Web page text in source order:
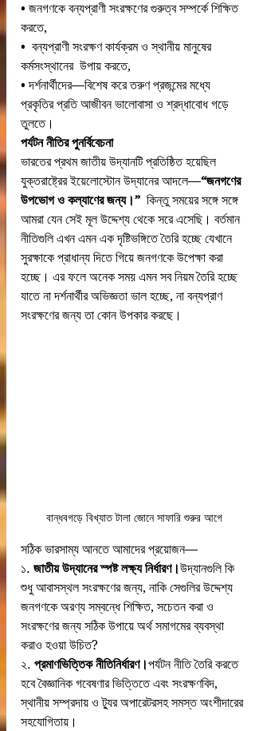
• জনগণকে বন্যপ্রাণী সংরক্ষণের গুরুত্ব সম্পর্কে শিক্ষিত
করতে,
•  বন্যপ্রাণী সংরক্ষণ কার্যক্রম ও স্থানীয় মানুষের
কর্মসংস্থানের  উপায় করতে,
• দর্শনার্থীদের—বিশেষ করে তরুণ প্রজন্মের মধ্যে
প্রকৃতির প্রতি আজীবন ভালোবাসা ও শ্রদ্ধাবোধ গড়ে
তুলতে।
পর্যটন নীতির পুনর্বিবেচনা
ভারতের প্রথম জাতীয় উদ্যানটি প্রতিষ্ঠিত হয়েছিল
যুক্তরাষ্ট্রের ইয়েলোস্টোন উদ্যানের আদলে—“জনগণের
উপভোগ ও কল্যাণের জন্য।” কিন্তু সময়ের সঙ্গে সঙ্গে
আমরা যেন সেই মূল উদ্দেশ্য থেকে সরে এসেছি। বর্তমান
নীতিগুলি এখন এমন এক দৃষ্টিভঙ্গিতে তৈরি হচ্ছে যেখানে
সুরক্ষাকে প্রাধান্য দিতে গিয়ে জনগণকে উপেক্ষা করা
হচ্ছে। এর ফলে অনেক সময় এমন সব নিয়ম তৈরি হচ্ছে
যাতে না দর্শনার্থীর অভিজ্ঞতা ভাল হচ্ছে, না বন্যপ্রাণ
সংরক্ষণের জন্য তা কোন উপকার করছে।
বান্ধবগড়ে বিখ্যাত টালা জোনে সাফারি শুরুর আগে
সঠিক ভারসাম্য আনতে আমাদের প্রয়োজন—
১. জাতীয় উদ্যানের স্পষ্ট লক্ষ্য নির্ধারণ।উদ্যানগুলি কি
শুধু আবাসস্থল সংরক্ষণের জন্য, নাকি সেগুলির উদ্দেশ্য
জনগণকে অরণ্য সম্বন্ধে শিক্ষিত, সচেতন করা ও
সংরক্ষণের জন্য সঠিক উপায়ে অর্থ সমাগমের ব্যবস্থা
করাও হওয়া উচিত?
২. প্রমাণভিত্তিক নীতিনির্ধারণ।পর্যটন নীতি তৈরি করতে
হবে বৈজ্ঞানিক গবেষণার ভিত্তিতে এবং সংরক্ষণবিদ,
স্থানীয় সম্প্রদায় ও ট্যুর অপারেটরসহ সমস্ত অংশীদারের
সহযোগিতায়।